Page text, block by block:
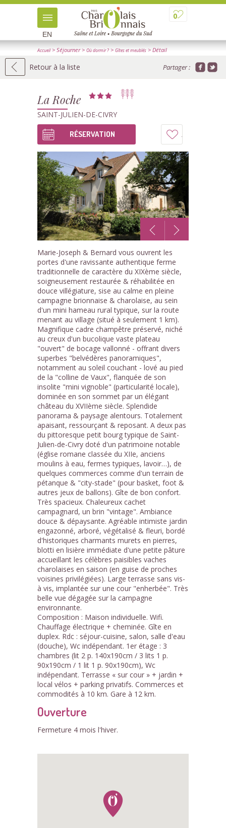
0
EN
Accueil> Séjourner> Où dormir ? > Gîtes et meublés > Détail
Retour à la liste Partager :
La Roche
SAINT-JULIEN-DE-CIVRY
à
mon
RÉSERVATION
1 /10
Marie-Joseph & Bernard vous ouvrent les
portes d'une ravissante authentique ferme
traditionnelle de caractère du XIXème siècle,
soigneusement restaurée & réhabilitée en
douce villégiature, sise au calme en pleine
campagne brionnaise & charolaise, au sein
d'un mini hameau rural typique, sur la route
menant au village (situé à seulement 1 km).
Magnifique cadre champêtre préservé, niché
au creux d'un bucolique vaste plateau
"ouvert" de bocage vallonné - offrant divers
superbes "belvédères panoramiques",
notamment au soleil couchant - lové au pied
de la "colline de Vaux", flanquée de son
insolite "mini vignoble" (particularité locale),
dominée en son sommet par un élégant
château du XVIIème siècle. Splendide
panorama & paysage alentours. Totalement
apaisant, ressourçant & reposant. A deux pas
du pittoresque petit bourg typique de Saint-
Julien-de-Civry doté d'un patrimoine notable
(église romane classée du XIIe, anciens
moulins à eau, fermes typiques, lavoir…), de
quelques commerces comme d'un terrain de
pétanque & "city-stade" (pour basket, foot &
autres jeux de ballons). Gîte de bon confort.
Très spacieux. Chaleureux cachet
campagnard, un brin "vintage". Ambiance
douce & dépaysante. Agréable intimiste jardin
engazonné, arboré, végétalisé & fleuri, bordé
d'historiques charmants murets en pierres,
blotti en lisière immédiate d'une petite pâture
accueillant les célèbres paisibles vaches
charolaises en saison (en guise de proches
voisines privilégiées). Large terrasse sans vis-
à vis, implantée sur une cour "enherbée". Très
belle vue dégagée sur la campagne
environnante.
Composition : Maison individuelle. Wifi.
Chauffage électrique + cheminée. Gîte en
duplex. Rdc : séjour-cuisine, salon, salle d'eau
(douche), Wc indépendant. 1er étage : 3
chambres (lit 2 p. 140x190cm / 3 lits 1 p.
90x190cm / 1 lit 1 p. 90x190cm), Wc
indépendant. Terrasse « sur cour » + jardin +
local vélos + parking privatifs. Commerces et
commodités à 10 km. Gare à 12 km.
Ouverture
Fermeture 4 mois l'hiver.